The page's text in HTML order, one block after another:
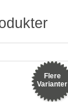
Flere
Varianter